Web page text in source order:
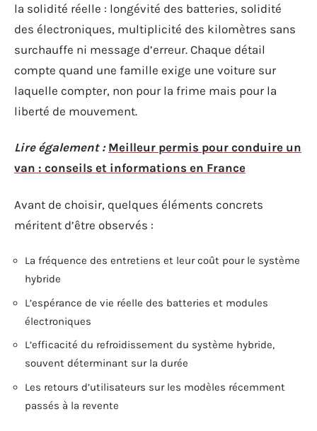
la solidité réelle : longévité des batteries, solidité
des électroniques, multiplicité des kilomètres sans
surchauffe ni message d’erreur. Chaque détail
compte quand une famille exige une voiture sur
laquelle compter, non pour la frime mais pour la
liberté de mouvement.
Lire également : Meilleur permis pour conduire un
van : conseils et informations en France
Avant de choisir, quelques éléments concrets
méritent d’être observés :
La fréquence des entretiens et leur coût pour le système
hybride
L’espérance de vie réelle des batteries et modules
électroniques
L’efficacité du refroidissement du système hybride,
souvent déterminant sur la durée
Les retours d’utilisateurs sur les modèles récemment
passés à la revente